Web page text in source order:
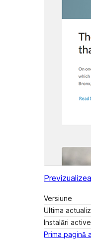
Versiune
Ultima
Instalări active
Prima pagină